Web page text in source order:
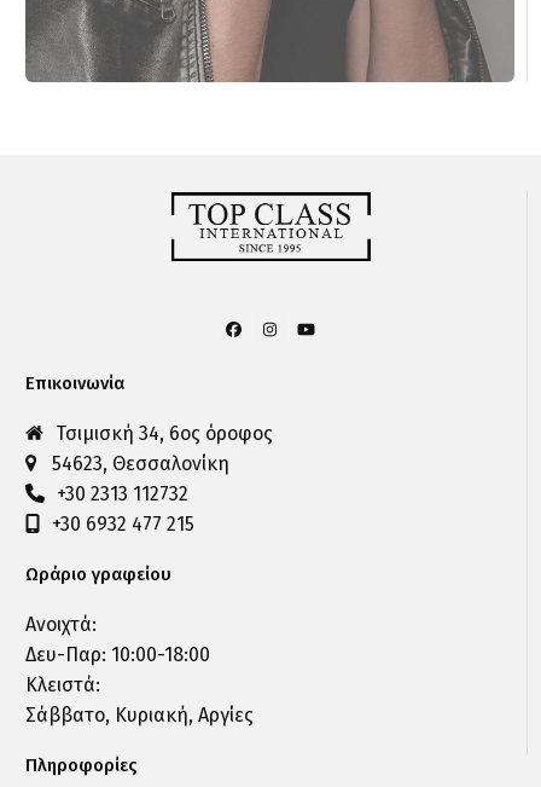
FacebookInstagram
YouTube
Επικοινωνία
Τσιμισκή 34, 6ος όροφος
54623, Θεσσαλονίκη
+30 2313 112732
+30 6932 477 215
Ωράριο γραφείου
Ανοιχτά:
Δευ-Παρ: 10:00-18:00
Κλειστά:
Σάββατο, Κυριακή, Αργίες
Πληροφορίες